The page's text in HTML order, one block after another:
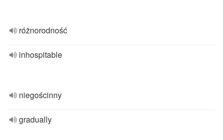
różnorodność
inhospitable
niegościnny
gradually